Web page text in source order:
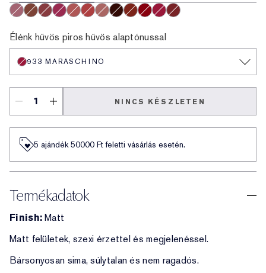
Élénk hűvös piros hűvös alaptónussal
933 MARASCHINO
NINCS KÉSZLETEN
5 ajándék 50000​ Ft feletti vásárlás esetén.
Termékadatok
Finish:Matt
Matt felületek, szexi érzettel és megjelenéssel.
Bársonyosan sima, súlytalan és nem ragadós.